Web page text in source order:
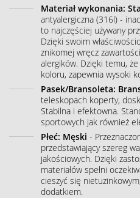
Materiał wykonania:
antyalergiczna (316l) -
to najczęściej używany
Dzięki swoim
znikomej wręcz
alergików. Dzięki temu,
koloru, zapewnia wysoki
Pasek/Bransoleta:
teleskopach koperty,
Stabilna i efektowna.
sportowych jak również
Płeć: Męski -
przedstawiający szereg
jakościowych. Dzięki
materiałów spełni
cieszyć się
dodatkiem.